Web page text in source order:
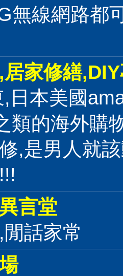
無線網路都
家修繕
日本美國
類的海外購
,是男人就
言堂
話家常